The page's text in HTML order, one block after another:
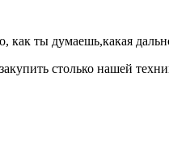
как ты думаешь,какая
столько нашей